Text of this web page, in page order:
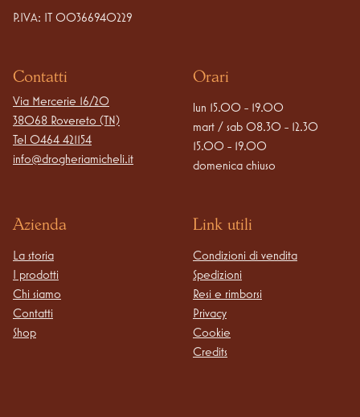
P.IVA: IT 00366940229
Contatti
Via Mercerie 16/20
38068 Rovereto (TN)
Tel 0464 421154
info@drogheriamicheli.it
Orari
lun 15.00 - 19.00
mart / sab 08.30 - 12.30
15.00 - 19.00
domenica chiuso
Azienda
La storia
I prodotti
Chi siamo
Contatti
Shop
Link utili
Condizioni di vendita
Spedizioni
Resi e rimborsi
Privacy
Cookie
Credits